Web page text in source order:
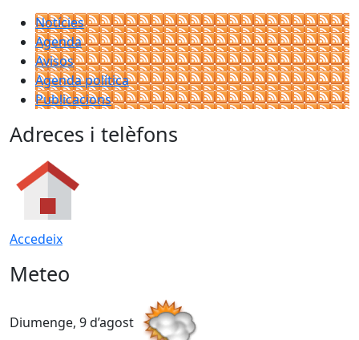
Notícies
Agenda
Avisos
Agenda política
Publicacions
Adreces i telèfons
Accedeix
Meteo
Diumenge, 9 d’agost